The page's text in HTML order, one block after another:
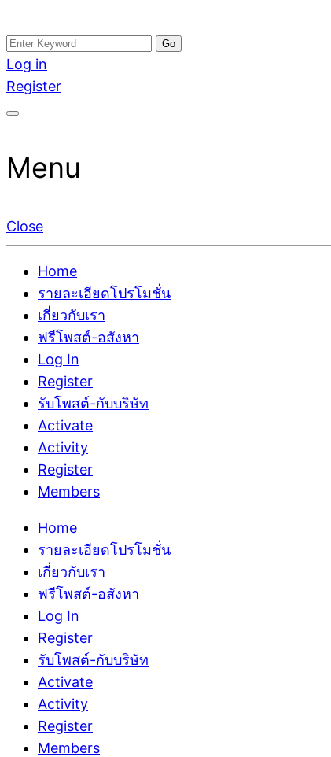
Skip
to
content
อสังหาโพสต์ รีวิวเยอะ รับจ้างโพสต์ขายบ้าน รับจ้าง
ติดGoogleหน้าแรกได้จริงๆ ใน 7 วัน
รับจ้างโพสอสังหา ขายบ้าน อสังหาโพสต์ เชื่อถือได้
เดียว ที่กล้าการันตีผลงาน ประสบการณ์กว่า20ปี ทีม
Search
for:
Log in
Register
Menu
Close
Home
รายละเอียดโปรโมชั่น
เกี่ยวกับเรา
ฟรีโพสต์-อสังหา
Log In
Register
รับโพสต์-กับบริษัท
Activate
Activity
Register
Members
Home
รายละเอียดโปรโมชั่น
เกี่ยวกับเรา
ฟรีโพสต์-อสังหา
Log In
Register
รับโพสต์-กับบริษัท
Activate
Activity
Register
Members